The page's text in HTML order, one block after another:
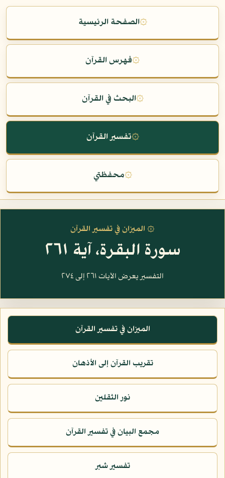
۞الصفحة الرئيسية
۞فهرس القرآن
۞البحث في القرآن
۞تفسير القرآن
۞محفظتي
۞ الميزان في تفسير القرآن
سورة البقرة، آية ٢٦١
التفسير يعرض الآيات ٢٦١ إلى ٢٧٤
الميزان في تفسير القرآن
تقريب القرآن إلى الأذهان
نور الثقلين
مجمع البيان في تفسير القرآن
تفسير شبر